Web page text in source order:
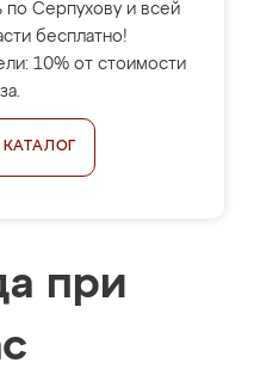
Серпухову и всей
бесплатно!
10% от стоимости
КАТАЛОГ
при